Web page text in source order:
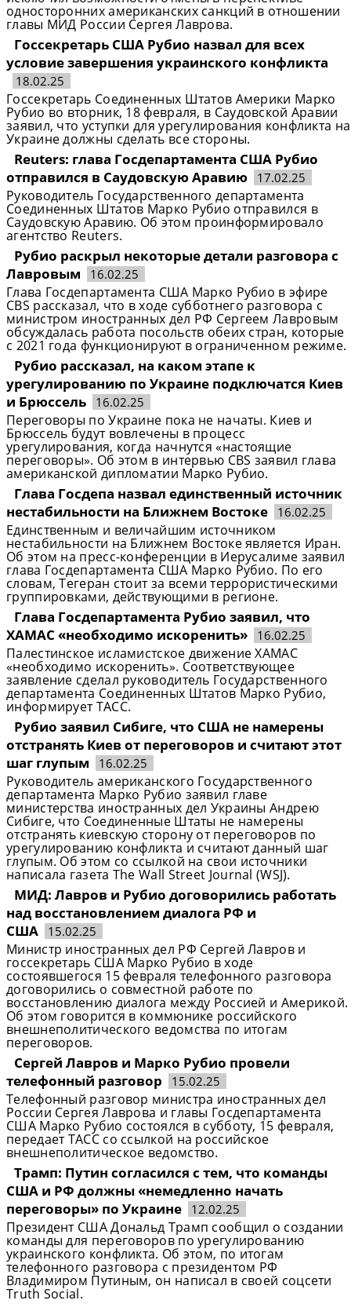
односторонних американских санкций в отношении
главы МИД России Сергея Лаврова.
Госсекретарь США Рубио назвал для всех
условие завершения украинского конфликта
18.02.25
Госсекретарь Соединенных Штатов Америки Марко
Рубио во вторник, 18 февраля, в Саудовской Аравии
заявил, что уступки для урегулирования конфликта на
Украине должны сделать все стороны.
Reuters: глава Госдепартамента США Рубио
отправился в Саудовскую Аравию
17.02.25
Руководитель Государственного департамента
Соединенных Штатов Марко Рубио отправился в
Саудовскую Аравию. Об этом проинформировало
агентство Reuters.
Рубио раскрыл некоторые детали разговора с
Лавровым
16.02.25
Глава Госдепартамента США Марко Рубио в эфире
CBS рассказал, что в ходе субботнего разговора с
министром иностранных дел РФ Сергеем Лавровым
обсуждалась работа посольств обеих стран, которые
с 2021 года функционируют в ограниченном режиме.
Рубио рассказал, на каком этапе к
урегулированию по Украине подключатся Киев
и Брюссель
16.02.25
Переговоры по Украине пока не начаты. Киев и
Брюссель будут вовлечены в процесс
урегулирования, когда начнутся «настоящие
переговоры». Об этом в интервью CBS заявил глава
американской дипломатии Марко Рубио.
Глава Госдепа назвал единственный источник
нестабильности на Ближнем Востоке
16.02.25
Единственным и величайшим источником
нестабильности на Ближнем Востоке является Иран.
Об этом на пресс-конференции в Иерусалиме заявил
глава Госдепартамента США Марко Рубио. По его
словам, Тегеран стоит за всеми террористическими
группировками, действующими в регионе.
Глава Госдепартамента Рубио заявил, что
ХАМАС «необходимо искоренить»
16.02.25
Палестинское исламистское движение ХАМАС
«необходимо искоренить». Соответствующее
заявление сделал руководитель Государственного
департамента Соединенных Штатов Марко Рубио,
информирует ТАСС.
Рубио заявил Сибиге, что США не намерены
отстранять Киев от переговоров и считают этот
шаг глупым
16.02.25
Руководитель американского Государственного
департамента Марко Рубио заявил главе
министерства иностранных дел Украины Андрею
Сибиге, что Соединенные Штаты не намерены
отстранять киевскую сторону от переговоров по
урегулированию конфликта и считают данный шаг
глупым. Об этом со ссылкой на свои источники
написала газета The Wall Street Journal (WSJ).
МИД: Лавров и Рубио договорились работать
над восстановлением диалога РФ и
США
15.02.25
Министр иностранных дел РФ Сергей Лавров и
госсекретарь США Марко Рубио в ходе
состоявшегося 15 февраля телефонного разговора
договорились о совместной работе по
восстановлению диалога между Россией и Америкой.
Об этом говорится в коммюнике российского
внешнеполитического ведомства по итогам
переговоров.
Сергей Лавров и Марко Рубио провели
телефонный разговор
15.02.25
Телефонный разговор министра иностранных дел
России Сергея Лаврова и главы Госдепартамента
США Марко Рубио состоялся в субботу, 15 февраля,
передает ТАСС со ссылкой на российское
внешнеполитическое ведомство.
Трамп: Путин согласился с тем, что команды
США и РФ должны «немедленно начать
переговоры» по Украине
12.02.25
Президент США Дональд Трамп сообщил о создании
команды для переговоров по урегулированию
украинского конфликта. Об этом, по итогам
телефонного разговора с президентом РФ
Владимиром Путиным, он написал в своей соцсети
Truth Social.